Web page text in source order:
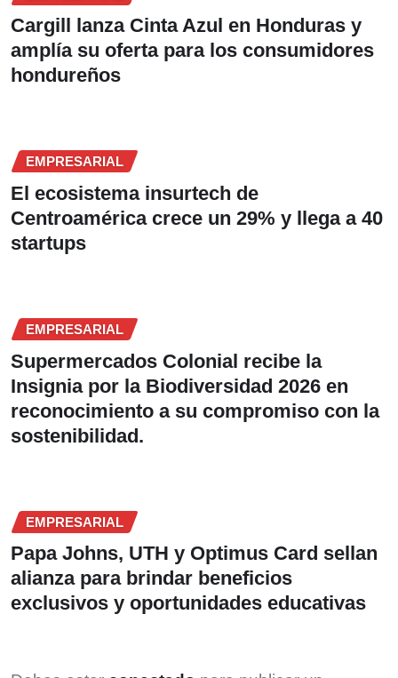
Cargill lanza Cinta Azul en Honduras y
amplía su oferta para los consumidores
hondureños
EMPRESARIAL
El ecosistema insurtech de
Centroamérica crece un 29% y llega a 40
startups
EMPRESARIAL
Supermercados Colonial recibe la
Insignia por la Biodiversidad 2026 en
reconocimiento a su compromiso con la
sostenibilidad.
EMPRESARIAL
Papa Johns, UTH y Optimus Card sellan
alianza para brindar beneficios
exclusivos y oportunidades educativas